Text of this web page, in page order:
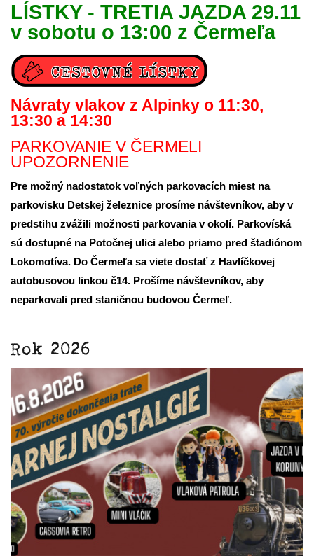
LÍSTKY - TRETIA JAZDA 29.11
v sobotu o 13:00 z Čermeľa
Návraty vlakov z Alpinky o 11:30,
13:30 a 14:30
PARKOVANIE V ČERMELI
UPOZORNENIE
Pre možný nadostatok voľných parkovacích miest na
parkovisku Detskej železnice prosíme návštevníkov, aby v
predstihu zvážili možnosti parkovania v okolí. Parkovíská
sú dostupné na Potočnej ulici alebo priamo pred štadiónom
Lokomotíva. Do Čermeľa sa viete dostať z Havlíčkovej
autobusovou linkou č14. Prošíme návštevníkov, aby
neparkovali pred staničnou budovou Čermeľ.
Rok 2026